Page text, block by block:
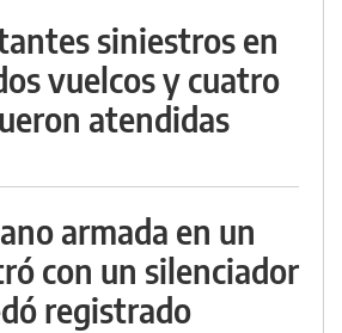
siniestros en
vuelcos y cuatro
atendidas
armada en un
con un silenciador
registrado